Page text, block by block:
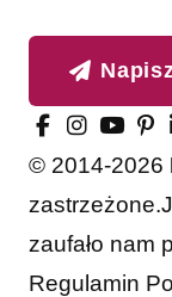
© 2014-2026
zastrzeżone.
zaufało nam
Regulamin